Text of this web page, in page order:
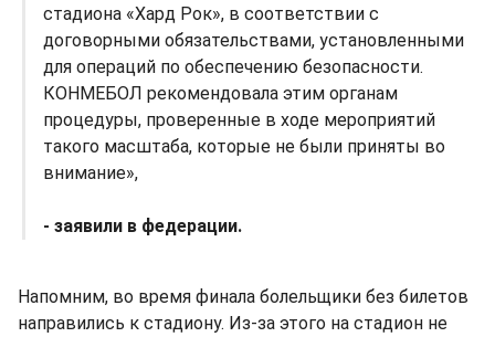
стадиона «Хард Рок», в соответствии с
договорными обязательствами, установленными
для операций по обеспечению безопасности.
КОНМЕБОЛ рекомендовала этим органам
процедуры, проверенные в ходе мероприятий
такого масштаба, которые не были приняты во
внимание»,
- заявили в федерации.
Напомним, во время финала болельщики без билетов
направились к стадиону. Из-за этого на стадион не